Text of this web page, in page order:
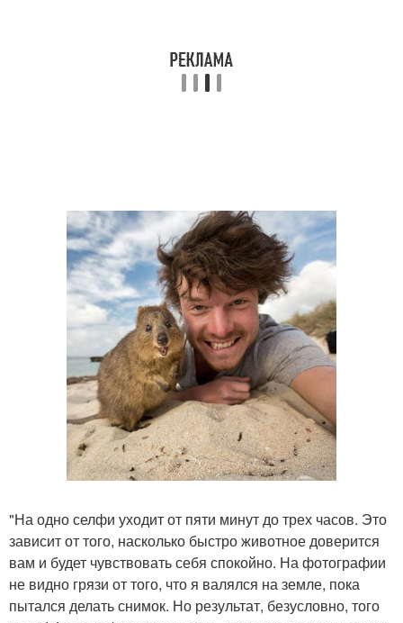
"На одно селфи уходит от пяти минут до трех часов. Это
зависит от того, насколько быстро животное доверится
вам и будет чувствовать себя спокойно. На фотографии
не видно грязи от того, что я валялся на земле, пока
пытался делать снимок. Но результат, безусловно, того